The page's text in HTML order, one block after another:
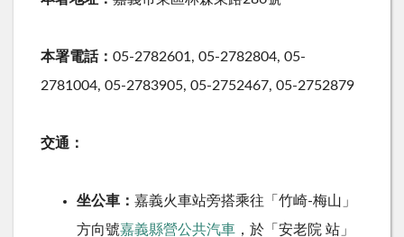
本署電話： 05-2782601, 05-2782804, 05-
2781004, 05-2783905, 05-2752467, 05-2752879
交通：
坐公車： 嘉義火車站旁搭乘往「竹崎-梅山」
方向號嘉義縣營公共汽車 ，於「安老院 站」